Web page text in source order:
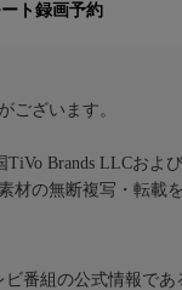
ート録画予約
ございます。
Brands LLCおよ
材の無断複写・転載を
ビ番組の公式情報であ